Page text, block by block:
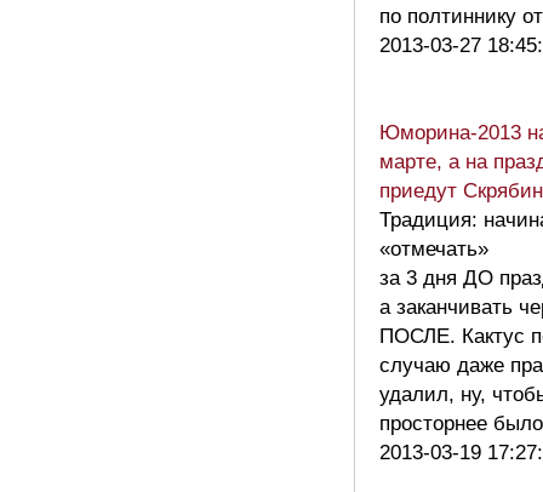
по полтиннику
2013-03-27
Юморина-2013
марте, а на
приедут
Традиция:
«отмечать»
за 3 дня ДО
а заканчивать
ПОСЛЕ. Кактус
случаю даже
удалил, ну,
просторнее
2013-03-19